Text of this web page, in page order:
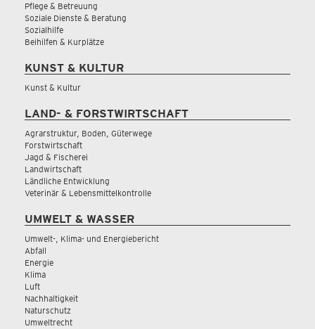
Pflege & Betreuung
Soziale Dienste & Beratung
Sozialhilfe
Beihilfen & Kurplätze
KUNST & KULTUR
Kunst & Kultur
LAND- & FORSTWIRTSCHAFT
Agrarstruktur, Boden, Güterwege
Forstwirtschaft
Jagd & Fischerei
Landwirtschaft
Ländliche Entwicklung
Veterinär & Lebensmittelkontrolle
UMWELT & WASSER
Umwelt-, Klima- und Energiebericht
Abfall
Energie
Klima
Luft
Nachhaltigkeit
Naturschutz
Umweltrecht